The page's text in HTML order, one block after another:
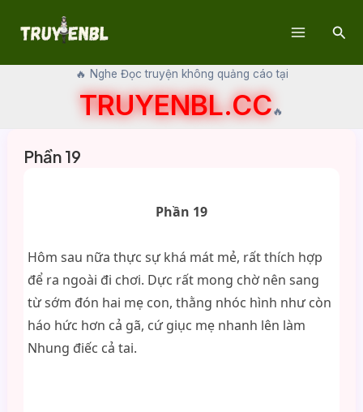
🔥 Nghe Đọc truyện không quảng cáo tại
TRUYENBL.CC🔥
Phần 19
Phần 19
Hôm sau nữa thực sự khá mát mẻ, rất thích hợp
để ra ngoài đi chơi. Dực rất mong chờ nên sang
từ sớm đón hai mẹ con, thằng nhóc hình như còn
háo hức hơn cả gã, cứ giục mẹ nhanh lên làm
Nhung điếc cả tai.